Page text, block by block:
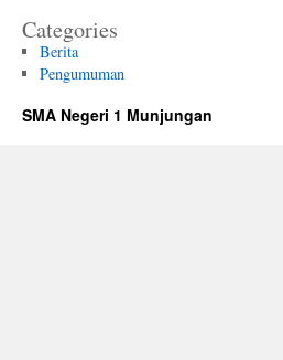
Categories
Berita
Pengumuman
SMA Negeri 1 Munjungan